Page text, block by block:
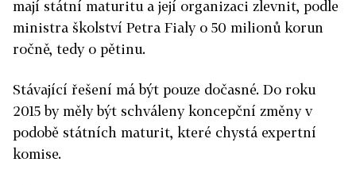
mají státní maturitu a její organizaci zlevnit, podle
ministra školství Petra Fialy o 50 milionů korun
ročně, tedy o pětinu.
Stávající řešení má být pouze dočasné. Do roku
2015 by měly být schváleny koncepční změny v
podobě státních maturit, které chystá expertní
komise.